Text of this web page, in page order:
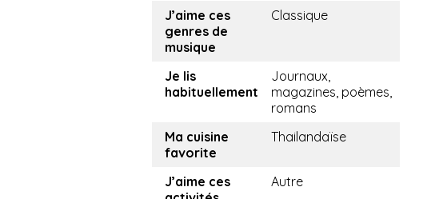
J’aime ces
genres de
musique
Classique
Je lis
habituellement
Journaux,
magazines, poèmes,
romans
Ma cuisine
favorite
Thailandaïse
J’aime ces
Autre